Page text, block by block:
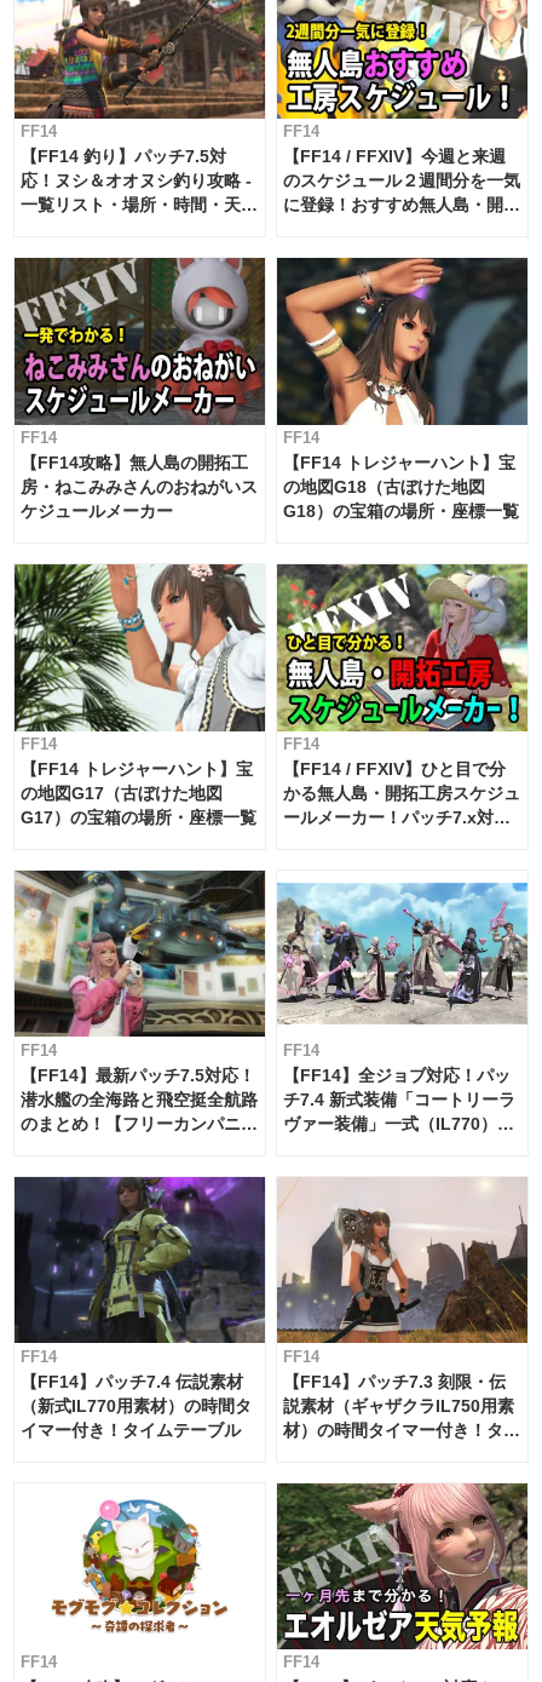
FF14
【FF14 釣り】パッチ7.5対
応！ヌシ＆オオヌシ釣り攻略 -
一覧リスト・場所・時間・天
FF14
【FF14 / FFXIV】今週と来週
のスケジュール２週間分を一気
に登録！おすすめ無人島・開拓
FF14
【FF14攻略】無人島の開拓工
房・ねこみみさんのおねがいス
ケジュールメーカー
FF14
【FF14 トレジャーハント】宝
の地図G18（古ぼけた地図
G18）の宝箱の場所・座標一覧
FF14
【FF14 トレジャーハント】宝
の地図G17（古ぼけた地図
G17）の宝箱の場所・座標一覧
FF14
【FF14 / FFXIV】ひと目で分
かる無人島・開拓工房スケジュ
ールメーカー！パッチ7.x対応
FF14
【FF14】最新パッチ7.5対応！
潜水艦の全海路と飛空挺全航路
のまとめ！【フリーカンパニ
FF14
【FF14】全ジョブ対応！パッ
チ7.4 新式装備「コートリーラ
ヴァー装備」一式（IL770）の
FF14
【FF14】パッチ7.4 伝説素材
（新式IL770用素材）の時間タ
イマー付き！タイムテーブル
FF14
【FF14】パッチ7.3 刻限・伝
説素材（ギャザクラIL750用素
材）の時間タイマー付き！タイ
FF14 FF14